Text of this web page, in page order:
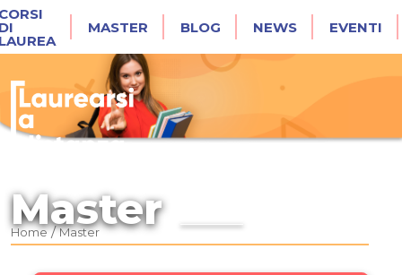
MASTER BLOG NEWS EVENTI
Master
Home/Master